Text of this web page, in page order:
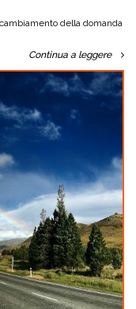
della domanda
Continua a leggere